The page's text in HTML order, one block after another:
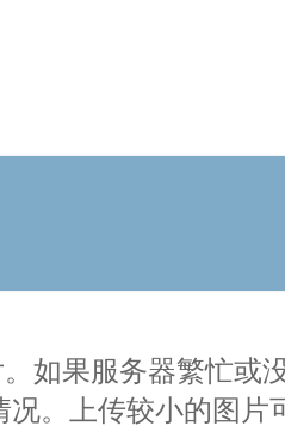
如果服务器繁忙或
。上传较小的图片